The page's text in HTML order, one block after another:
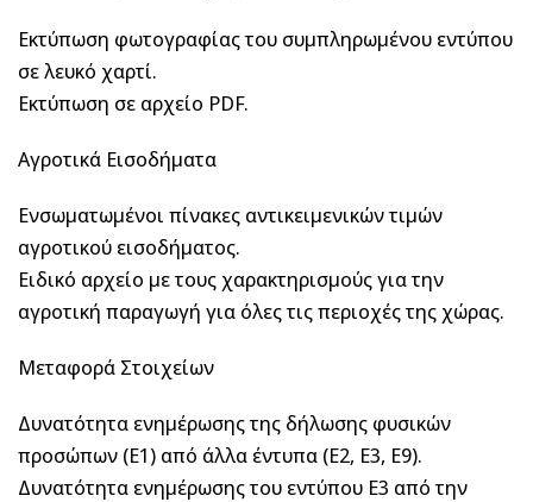
Εκτύπωση φωτογραφίας του συμπληρωμένου εντύπου
σε λευκό χαρτί.
Εκτύπωση σε αρχείο PDF.
Αγροτικά Εισοδήματα
Ενσωματωμένοι πίνακες αντικειμενικών τιμών
αγροτικού εισοδήματος.
Ειδικό αρχείο με τους χαρακτηρισμούς για την
αγροτική παραγωγή για όλες τις περιοχές της χώρας.
Μεταφορά Στοιχείων
Δυνατότητα ενημέρωσης της δήλωσης φυσικών
προσώπων (Ε1) από άλλα έντυπα (E2, Ε3, Ε9).
Δυνατότητα ενημέρωσης του εντύπου Ε3 από την